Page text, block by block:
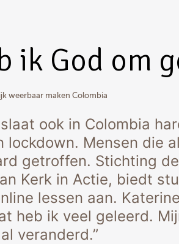
ik God om
weerbaar maken Colombia
ook in Colombia
lockdown. Mensen die
getroffen. Stichting
Kerk in Actie, biedt
lessen aan.
heb ik veel geleerd.
veranderd.”